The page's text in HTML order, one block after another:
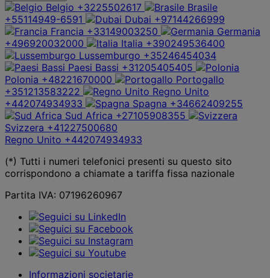
Belgio +3225502617
Brasile
+55114949-6591
Dubai +97144266999
Francia +33149003250
Germania
+496920032000
Italia +390249536400
Lussemburgo +35246454034
Paesi Bassi +31205405405
Polonia +48221670000
Portogallo
+351213583222
Regno Unito
+442074934933
Spagna +34662409255
Sud Africa +27105908355
Svizzera +41227500680
Regno Unito +442074934933
(*) Tutti i numeri telefonici presenti su questo sito
corrispondono a chiamate a tariffa fissa nazionale
Partita IVA: 07196260967
Informazioni societarie